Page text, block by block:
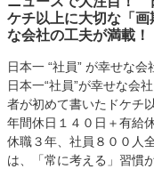
ケチ以上に大切な「
な会社の工夫が満載！
日本一 “社員” が幸せな
日本一“社員”が幸せな会
者が初めて書いたドケチ
年間休日１４０日＋有給
休職３年、社員８００人
は、「常に考える」習慣